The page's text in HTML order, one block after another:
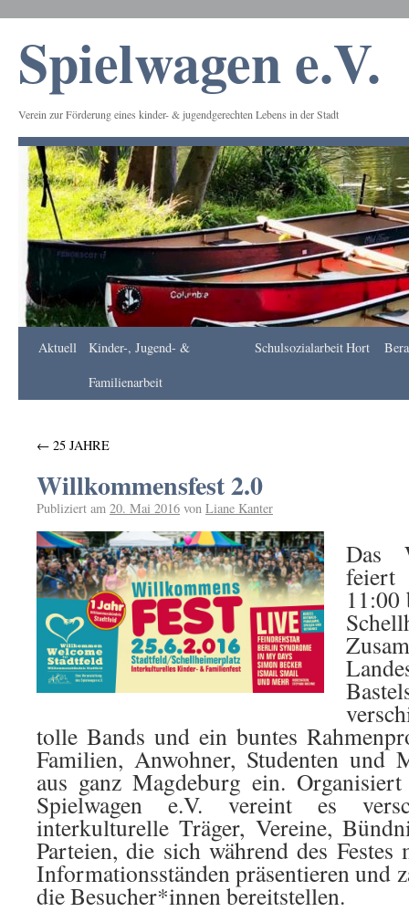
Spielwagen e.V.
Verein zur Förderung eines kinder- & jugendgerechten Lebens in der Stadt
Apotheke
Aktuell
Kinder-, Jugend- &
Familienarbeit
SchulsozialarbeitHort
← 25 JAHRE
Willkommensfest 2.0
Publiziert am 20. Mai 2016 von Liane Kanter
Das
feiert
tolle Bands und ein buntes
Familien, Anwohner, Studenten und
aus ganz Magdeburg ein.
Spielwagen e.V. vereint es
interkulturelle Träger, Vereine,
Parteien, die sich während des
Informationsständen präsentieren und
die Besucher*innen bereitstellen.